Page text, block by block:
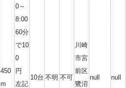
450
m
0～
8:00
60分
で10
0
円
左記
10台 不明 不可
川崎
市宮
前区
鷺沼
null null